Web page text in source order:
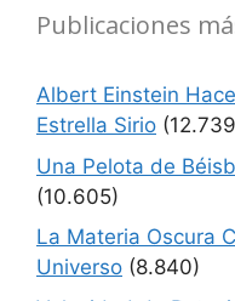
Publicaciones
Albert Einstein
Estrella Sirio
Una Pelota de
(10.605)
La Materia Oscura
Universo (8.840)